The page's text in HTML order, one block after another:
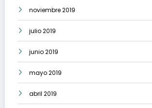
noviembre 2019
julio 2019
junio 2019
mayo 2019
abril 2019